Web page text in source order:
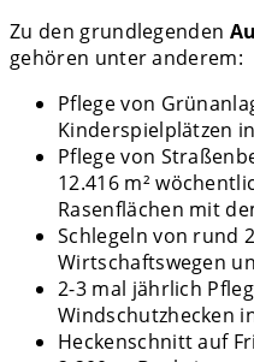
Zu den grundlegenden
gehören unter anderem:
Pflege von
Kinderspielplätzen
Pflege von
12.416 m²
Rasenflächen mit
Schlegeln von rund
Wirtschaftswegen
2-3 mal jährlich
Windschutzhecken
Heckenschnitt auf